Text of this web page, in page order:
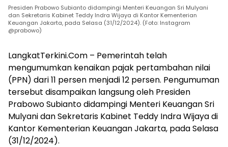
Presiden Prabowo Subianto didampingi Menteri Keuangan Sri Mulyani
dan Sekretaris Kabinet Teddy Indra Wijaya di Kantor Kementerian
Keuangan Jakarta, pada Selasa (31/12/2024). (Foto: Instagram
@prabowo)
LangkatTerkini.Com – Pemerintah telah
mengumumkan kenaikan pajak pertambahan nilai
(PPN) dari 11 persen menjadi 12 persen. Pengumuman
tersebut disampaikan langsung oleh Presiden
Prabowo Subianto didampingi Menteri Keuangan Sri
Mulyani dan Sekretaris Kabinet Teddy Indra Wijaya di
Kantor Kementerian Keuangan Jakarta, pada Selasa
(31/12/2024).